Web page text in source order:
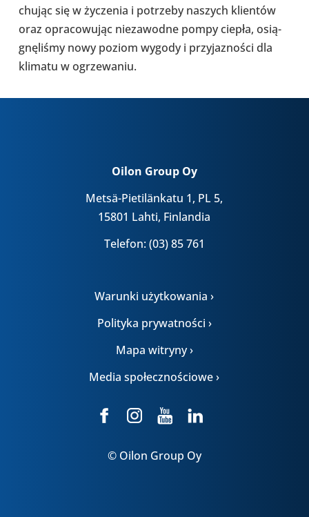
chu­jąc się w życze­nia i potrzeby naszych klien­tów
oraz opra­co­wu­jąc nie­za­wodne pompy ciepła, osią­
gnę­li­śmy nowy poziom wygody i przy­ja­zno­ści dla
klimatu w ogrze­wa­niu.
Oilon Group Oy
Metsä-Pietilänkatu 1, PL 5,
15801 Lahti, Finlandia
Telefon: (03) 85 761
Warunki użytkowania ›
Polityka prywatności ›
Mapa witryny ›
Media społecznościowe ›
© Oilon Group Oy